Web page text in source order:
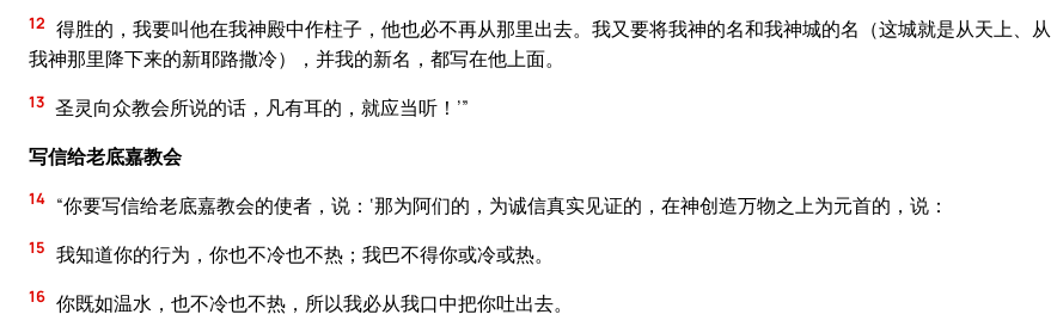
12 得胜的，我要叫他在我神殿中作柱子，他也必不再从那里出去。我又要将我神的名和我神城的名（这城就是从天上、从
我神那里降下来的新耶路撒冷），并我的新名，都写在他上面。
13 圣灵向众教会所说的话，凡有耳的，就应当听！’”
写信给老底嘉教会
14 “你要写信给老底嘉教会的使者，说：‘那为阿们的，为诚信真实见证的，在神创造万物之上为元首的，说：
15 我知道你的行为，你也不冷也不热；我巴不得你或冷或热。
16 你既如温水，也不冷也不热，所以我必从我口中把你吐出去。